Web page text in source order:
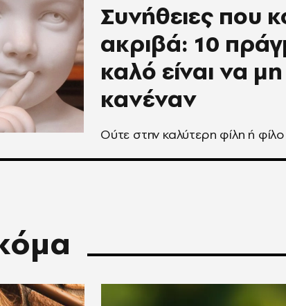
Συνήθειες που
ακριβά: 10
καλό είναι να
κανέναν
Ούτε στην καλύτερη φίλη ή